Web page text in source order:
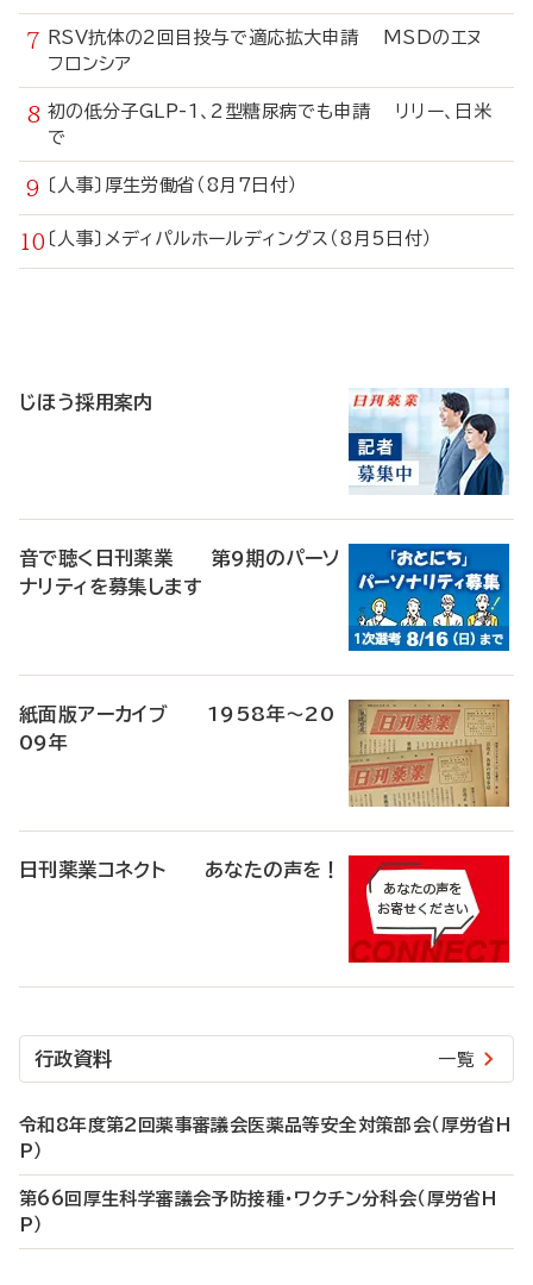
RSV抗体の2回目投与で適応拡大申請 MSDのエヌ
フロンシア
初の低分子GLP-1、2型糖尿病でも申請 リリー、日米
で
〔人事〕厚生労働省（8月7日付）
〔人事〕メディパルホールディングス（8月5日付）
じほう採用案内
音で聴く日刊薬業 第9期のパーソ
ナリティを募集します
紙面版アーカイブ 1958年～20
09年
日刊薬業コネクト あなたの声を！
行政資料 一覧
令和8年度第2回薬事審議会医薬品等安全対策部会（厚労省H
P）
第66回厚生科学審議会予防接種・ワクチン分科会（厚労省H
P）